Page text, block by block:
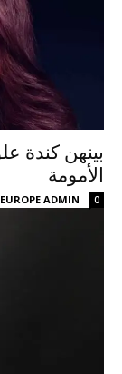
بينهن كندة
الأمومة
ADMIN 0